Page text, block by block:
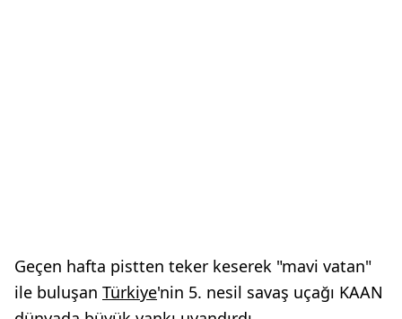
Geçen hafta pistten teker keserek "mavi vatan"
ile buluşan Türkiye'nin 5. nesil savaş uçağı KAAN